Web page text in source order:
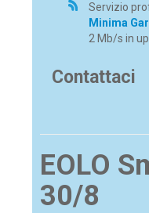
Servizio
Minima
2 Mb/s in
Contattaci
EOLO
30/8